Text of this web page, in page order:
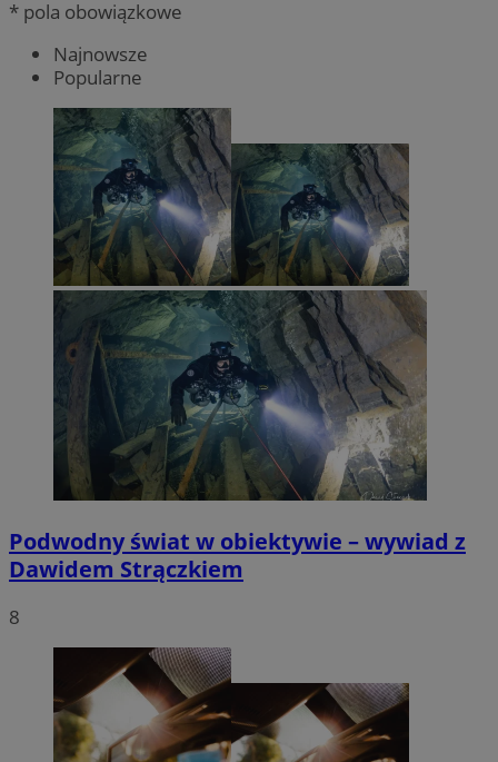
* pola obowiązkowe
Najnowsze
Popularne
Podwodny świat w obiektywie – wywiad z
Dawidem Strączkiem
8